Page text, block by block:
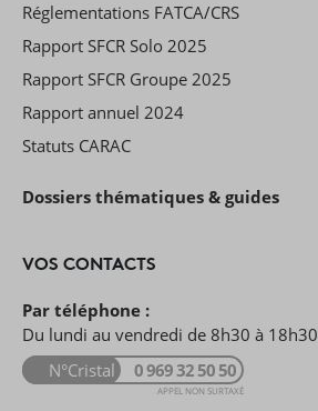
Réglementations FATCA/CRS
Rapport SFCR Solo 2025
Rapport SFCR Groupe 2025
Rapport annuel 2024
Statuts CARAC
Dossiers thématiques & guides
VOS CONTACTS
Par téléphone :
Du lundi au vendredi de 8h30 à 18h30
N°Cristal
0 969 32 50 50
APPEL NON SURTAXÉ